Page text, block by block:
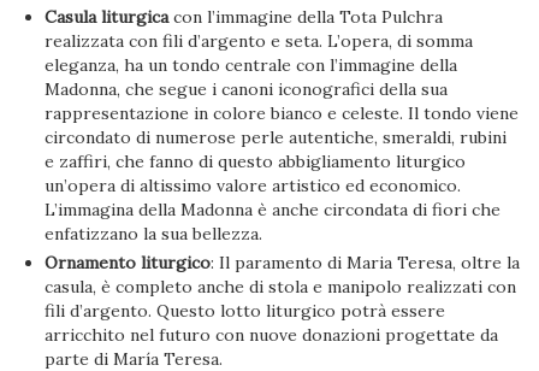
Casula liturgicacon l’immagine della Tota Pulchra
realizzata con fili d’argento e seta. L’opera, di somma
eleganza, ha un tondo centrale con l’immagine della
Madonna, che segue i canoni iconografici della sua
rappresentazione in colore bianco e celeste. Il tondo viene
circondato di numerose perle autentiche, smeraldi, rubini
e zaffiri, che fanno di questo abbigliamento liturgico
un’opera di altissimo valore artistico ed economico.
L’immagina della Madonna è anche circondata di fiori che
enfatizzano la sua bellezza.
Ornamento liturgico: Il paramento di Maria Teresa, oltre la
casula, è completo anche di stola e manipolo realizzati con
fili d’argento. Questo lotto liturgico potrà essere
arricchito nel futuro con nuove donazioni progettate da
parte di María Teresa.